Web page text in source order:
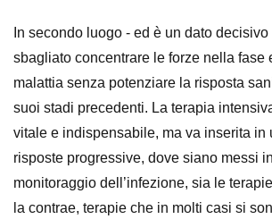
In secondo luogo - ed è un dato
sbagliato concentrare le forze nella fase
malattia senza potenziare la risposta
suoi stadi precedenti. La terapia
vitale e indispensabile, ma va inserita in
risposte progressive, dove siano messi
monitoraggio dell’infezione, sia le
la contrae, terapie che in molti casi si